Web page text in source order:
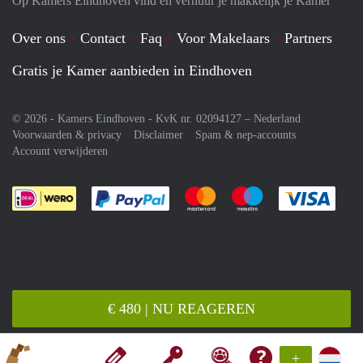
+
€ 480 | NU REAGEREN
Over ons Contact Faq Voor Makelaars
Partners
Gratis je Kamer aanbieden in Eindhoven
© 2026 - Kamers Eindhoven - KvK nr. 02094127 – Nederland
Voorwaarden & privacy
Disclaimer
Spam & nep-accounts
Account verwijderen
Je rekent gemakkelijk af met Paypal
Je rekent gemakkelijk af met
Je rekent